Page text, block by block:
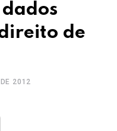
de
2012